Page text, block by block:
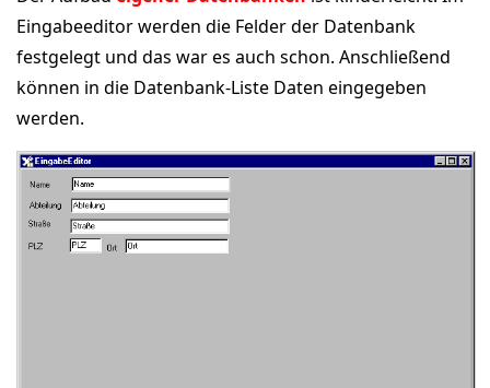
Eingabeeditor werden die Felder der Datenbank
festgelegt und das war es auch schon. Anschließend
können in die Datenbank-Liste Daten eingegeben
werden.